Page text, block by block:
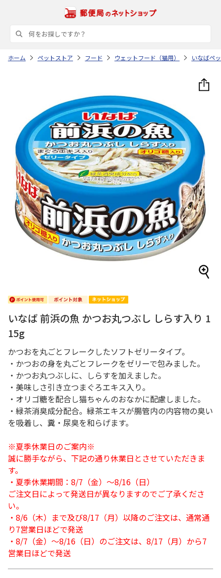
ホーム ペットストア フード ウェットフード（猫用） いなばペ
いなば 前浜の魚 かつお丸つぶし しらす入り 1
15g
かつおを丸ごとフレークしたソフトゼリータイプ。
・かつおの身を丸ごとフレークをゼリーで包みました。
・かつお丸つぶしに、しらすを加えました。
・美味しさ引き立つまぐろエキス入り。
・オリゴ糖を配合し猫ちゃんのおなかに配慮しました。
・緑茶消臭成分配合。緑茶エキスが腸管内の内容物の臭い
を吸着し、糞・尿臭を和らげます。
※夏季休業日のご案内※
誠に勝手ながら、下記の通り休業日とさせていただきま
す。
・夏季休業期間：8/7（金）～8/16（日）
ご注文日によって発送日が異なりますのでご了承くださ
い。
・8/6（木）まで及び8/17（月）以降のご注文は、通常通
り7営業日ほどで発送
・8/7（金）～8/16（日）のご注文は、8/17（月）から7
営業日ほどで発送